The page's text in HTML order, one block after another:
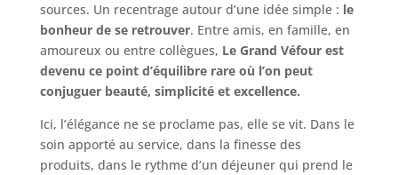
sources. Un recentrage autour d’une idée simple : le
bonheur de se retrouver. Entre amis, en famille, en
amoureux ou entre collègues, Le Grand Véfour est
devenu ce point d’équilibre rare où l’on peut
conjuguer beauté, simplicité et excellence.
Ici, l’élégance ne se proclame pas, elle se vit. Dans le
soin apporté au service, dans la finesse des
produits, dans le rythme d’un déjeuner qui prend le